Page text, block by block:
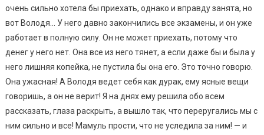
очень сильно хотела бы приехать, однако и вправду занята, но
вот Володя… У него давно закончились все экзамены, и он уже
работает в полную силу. Он не может приехать, потому что
денег у него нет. Она все из него тянет, а если даже бы и была у
него лишняя копейка, не пустила бы она его. Это точно говорю.
Она ужасная! А Володя ведет себя как дурак, ему ясные вещи
говоришь, а он не верит! Я на днях ему решила обо всем
рассказать, глаза раскрыть, а вышло так, что переругались мы с
ним сильно и все! Мамуль прости, что не уследила за ним! — и